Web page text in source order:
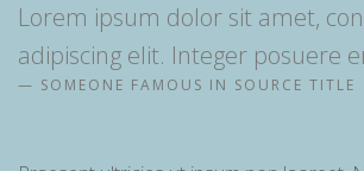
Lorem ipsum dolor sit amet,
adipiscing elit. Integer posuere
SOMEONE FAMOUS IN SOURCE TITLE